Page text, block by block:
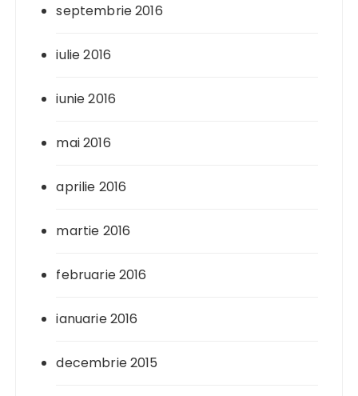
septembrie 2016
iulie 2016
iunie 2016
mai 2016
aprilie 2016
martie 2016
februarie 2016
ianuarie 2016
decembrie 2015